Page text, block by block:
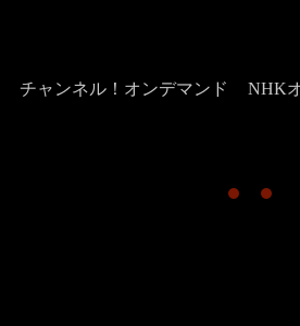
チャンネル！オンデマンド NHK